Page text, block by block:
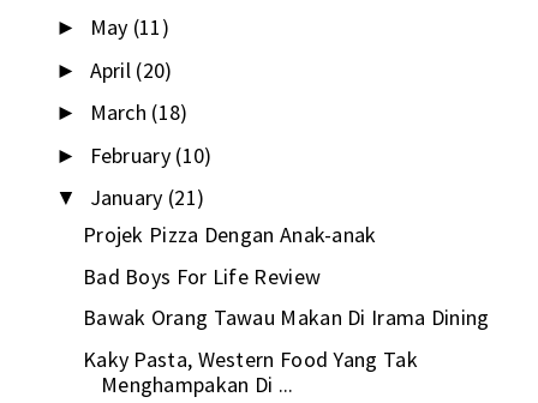
► May (11)
► April (20)
► March (18)
► February (10)
▼ January (21)
Projek Pizza Dengan Anak-anak
Bad Boys For Life Review
Bawak Orang Tawau Makan Di Irama Dining
Kaky Pasta, Western Food Yang Tak
Menghampakan Di ...